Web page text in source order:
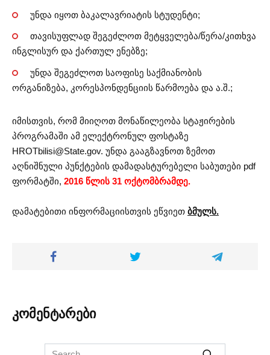
უნდა იყოთ ბაკალავრიატის სტუდენტი;
თავისუფლად შეგეძლოთ მეტყველება/წერა/კითხვა
ინგლისურ და ქართულ ენებზე;
უნდა შეგეძლოთ საოფისე საქმიანობის
ორგანიზება, კორესპონდენციის წარმოება და ა.შ.;
იმისთვის, რომ მიიღოთ მონაწილეობა სტაჟირების
პროგრამაში ამ ელექტრონულ ფოსტაზე
HROTbilisi@State.gov. უნდა გააგზავნოთ ზემოთ
აღნიშნული პუნქტების დამადასტურებელი საბუთები pdf
ფორმატში, 2016 წლის 31 ოქტომბრამდე.
დამატებითი ინფორმაციისთვის ეწვიეთ ბმულს.
კომენტარები
Search